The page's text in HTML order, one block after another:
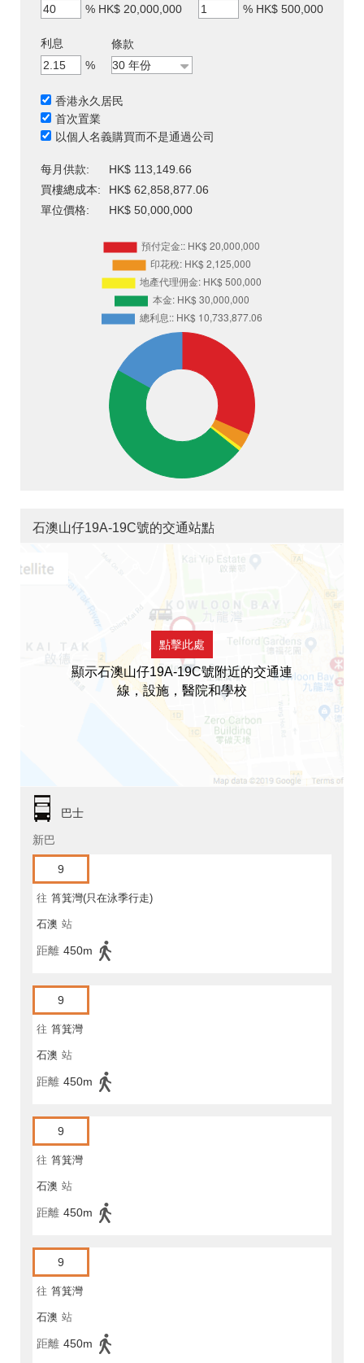
% HK$ 20,000,000
% HK$ 500,000
利息
%
條款
香港永久居民
首次置業
以個人名義購買而不是通過公司
每月供款:
HK$ 113,149.66
買樓總成本:
HK$ 62,858,877.06
單位價格:
HK$ 50,000,000
石澳山仔19A-19C號的交通站點
點擊此處
顯示石澳山仔19A-19C號附近的交通連
線，設施，醫院和學校
巴士
新巴
9
往 筲箕灣(只在泳季行走)
石澳 站
距離 450m
9
往 筲箕灣
石澳 站
距離 450m
9
往 筲箕灣
石澳 站
距離 450m
9
往 筲箕灣
石澳 站
距離 450m